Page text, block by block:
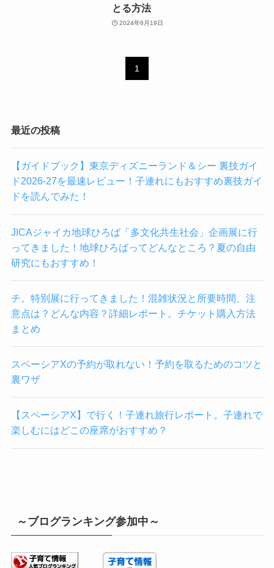
とる方法
2024年6月19日
1
最近の投稿
【ガイドブック】東京ディズニーランド＆シー 裏技ガイ
ド2026-27を最速レビュー！子連れにもおすすめ裏技ガイ
ドを読んでみた！
JICAジャイカ地球ひろば「多文化共生社会」企画展に行
ってきました！地球ひろばってどんなところ？夏の自由
研究にもおすすめ！
チ。特別展に行ってきました！混雑状況と所要時間、注
意点は？どんな内容？詳細レポート。チケット購入方法
まとめ
スペーシアXの予約が取れない！予約を取るためのコツと
裏ワザ
【スペーシアX】で行く！子連れ旅行レポート。子連れで
楽しむにはどこの座席がおすすめ？
～ブログランキング参加中～